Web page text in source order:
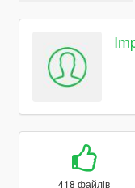
418 файлів